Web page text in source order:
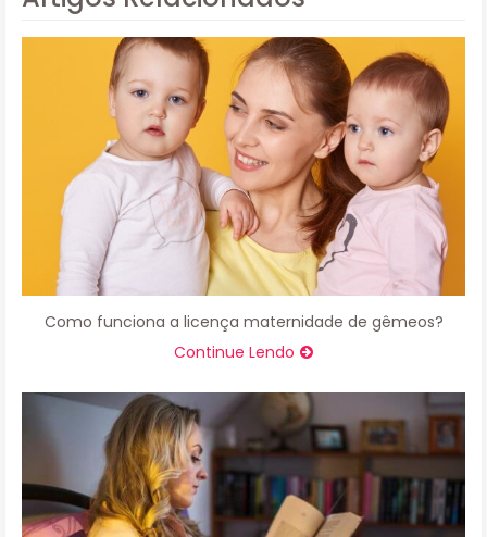
Como funciona a licença maternidade de gêmeos?
Continue Lendo